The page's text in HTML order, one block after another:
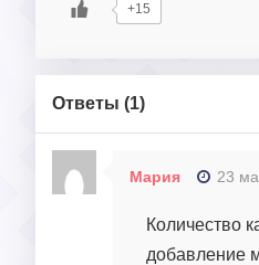
+15
Ответы (1)
Мария 23
Количество
добавление